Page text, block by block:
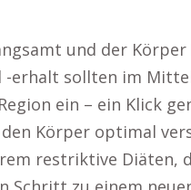
und der
-erhalt sollten im
ein – ein Klick
Körper optimal
restriktive Diäten,